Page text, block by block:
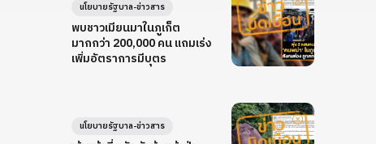
พบชาวเมียนมาในภูเก็ต
มากกว่า 200,000 คน แถมเร่ง
เพิ่มอัตราการมีบุตร
นโยบายรัฐบาล-ข่าวสาร
นโยบายรัฐบาล-ข่าวสาร